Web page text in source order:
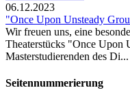
06.12.2023
"Once Upon Unsteady
Wir freuen uns, eine
Theaterstücks "Once Upon
Masterstudierenden des Di...
Seitennummerierung